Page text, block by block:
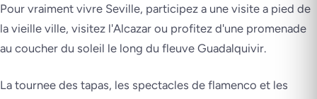
Pour vraiment vivre Seville, participez a une visite a pied de
la vieille ville, visitez l'Alcazar ou profitez d'une promenade
au coucher du soleil le long du fleuve Guadalquivir.
La tournee des tapas, les spectacles de flamenco et les